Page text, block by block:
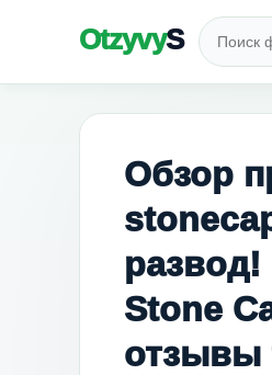
OtzyvyS
Обзор
Stone
отзывы